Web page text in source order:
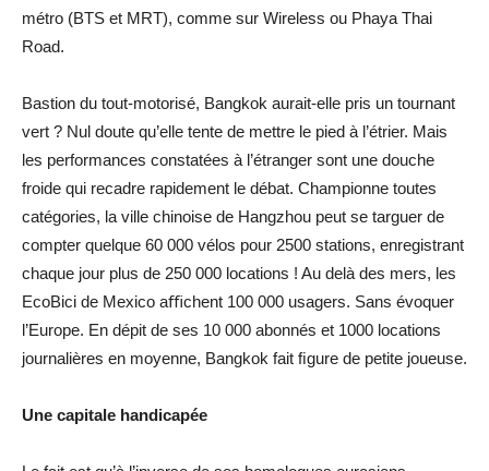
métro (BTS et MRT), comme sur Wireless ou Phaya Thai
Road.
Bastion du tout-motorisé, Bangkok aurait-elle pris un tournant
vert ? Nul doute qu’elle tente de mettre le pied à l’étrier. Mais
les performances constatées à l’étranger sont une douche
froide qui recadre rapidement le débat. Championne toutes
catégories, la ville chinoise de Hangzhou peut se targuer de
compter quelque 60 000 vélos pour 2500 stations, enregistrant
chaque jour plus de 250 000 locations ! Au delà des mers, les
EcoBici de Mexico aﬃchent 100 000 usagers. Sans évoquer
l’Europe. En dépit de ses 10 000 abonnés et 1000 locations
journalières en moyenne, Bangkok fait ﬁgure de petite joueuse.
Une capitale handicapée